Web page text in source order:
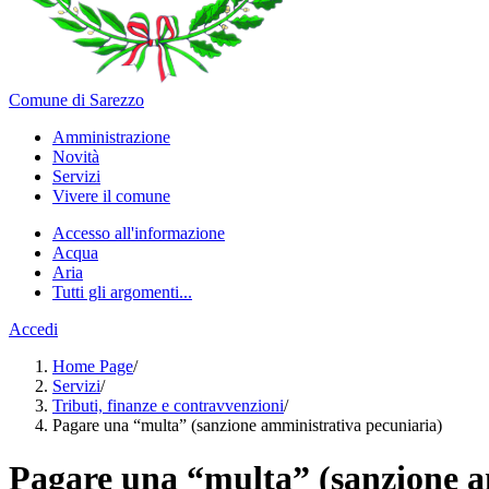
Comune di Sarezzo
Amministrazione
Novità
Servizi
Vivere il comune
Accesso all'informazione
Acqua
Aria
Tutti gli argomenti...
Accedi
Home Page/
Servizi/
Tributi, finanze e contravvenzioni/
Pagare una “multa” (sanzione amministrativa pecuniaria)
Pagare una “multa” (sanzione